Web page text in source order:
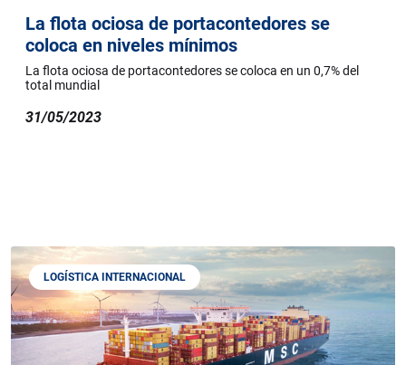
La flota ociosa de portacontedores se
coloca en niveles mínimos
La flota ociosa de portacontedores se coloca en un 0,7% del
total mundial
31/05/2023
LOGÍSTICA INTERNACIONAL